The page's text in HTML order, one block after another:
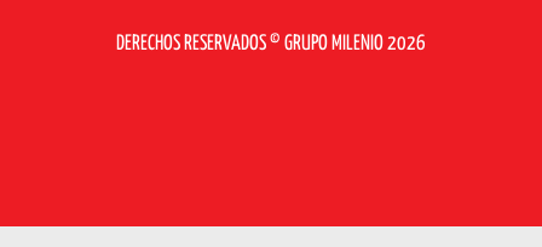
DERECHOS RESERVADOS © GRUPO MILENIO 2026